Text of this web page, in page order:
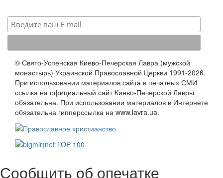
© Свято-Успенская Киево-Печерская Лавра (мужской
монастырь) Украинской Православной Церкви 1991-2026.
При использовании материалов сайта в печатных СМИ
ссылка на официальный сайт Киево-Печерской Лавры
обязательна. При использовании материалов в Интернете
обязательна гипперссылка на www.lavra.ua.
Сообщить об опечатке